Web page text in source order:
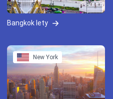
Bangkok lety
New York